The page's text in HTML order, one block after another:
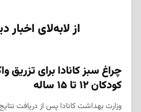
از لابه‌لای اخبار
چراغ سبز کانادا برای تزریق
کودکان۱۲ تا ۱۵ ساله
وزارت بهداشت کانادا پس از دریافت